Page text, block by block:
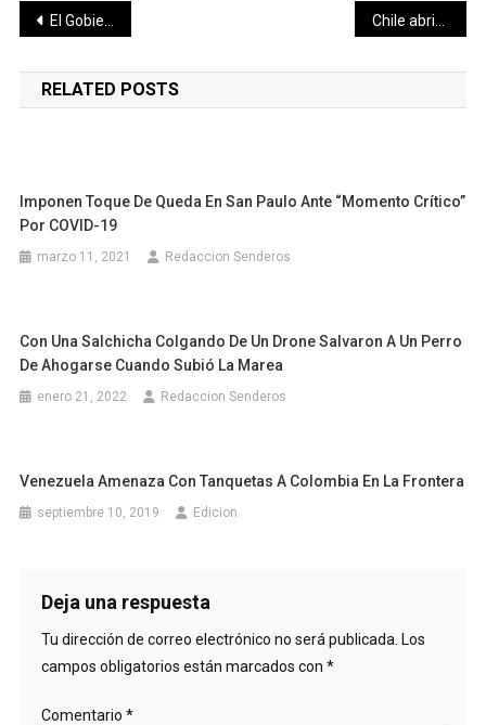
Navegación
de
entradas
El Gobierno del Estado continúa con las labores de apoyo hacia la población en diversas localidades que se vieron afectadas por el paso del huracán “Grace”
RELATED POSTS
Imponen Toque De Queda En San Paulo Ante “momento Crítico”
Por COVID-19
marzo 11, 2021 Redaccion Senderos
Con Una Salchicha Colgando De Un Drone Salvaron A Un Perro
De Ahogarse Cuando Subió La Marea
enero 21, 2022 Redaccion Senderos
Venezuela Amenaza Con Tanquetas A Colombia En La Frontera
septiembre 10, 2019 Edicion
Deja una respuesta
Tu dirección de correo electrónico no será publicada. Los
campos obligatorios están marcados con *
Comentario *